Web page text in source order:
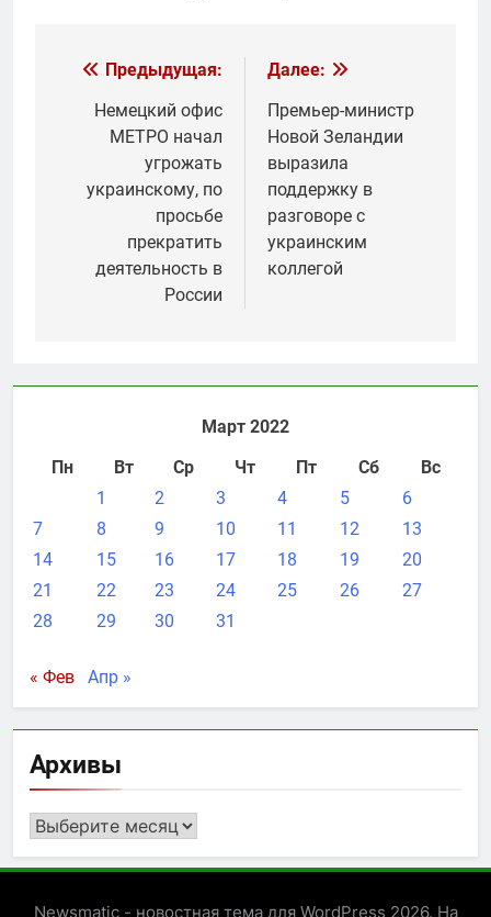
Навигация
записям
Предыдущая:
Немецкий офис
МЕТРО начал
угрожать
украинскому, по
просьбе
прекратить
деятельность в
России
Далее:
Премьер-министр
Новой Зеландии
выразила
поддержку в
разговоре с
украинским
коллегой
Март 2022
Пн
Вт Ср Чт Пт Сб
Вс
1
2 3 4 5
6
7
8 9 10 11 12
13
14
15 16 17 18 19
20
21
22 23 24 25 26
27
28
29 30 31
« Фев Апр »
Архивы
Архивы
Newsmatic - новостная тема для WordPress 2026. На